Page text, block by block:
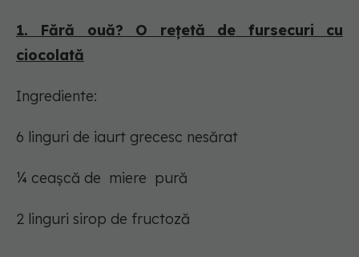
1. Fără ouă? O rețetă de fursecuri cu
ciocolată
Ingrediente:
6 linguri de iaurt grecesc nesărat
¼ ceașcă de miere pură
2 linguri sirop de fructoză